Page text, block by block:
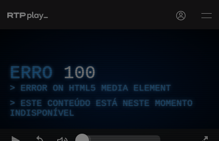
ERRO 100
ERROR ON HTML5 MEDIA ELEMENT
ESTE CONTEÚDO ESTÁ NESTE MOMENTO
INDISPONÍVEL